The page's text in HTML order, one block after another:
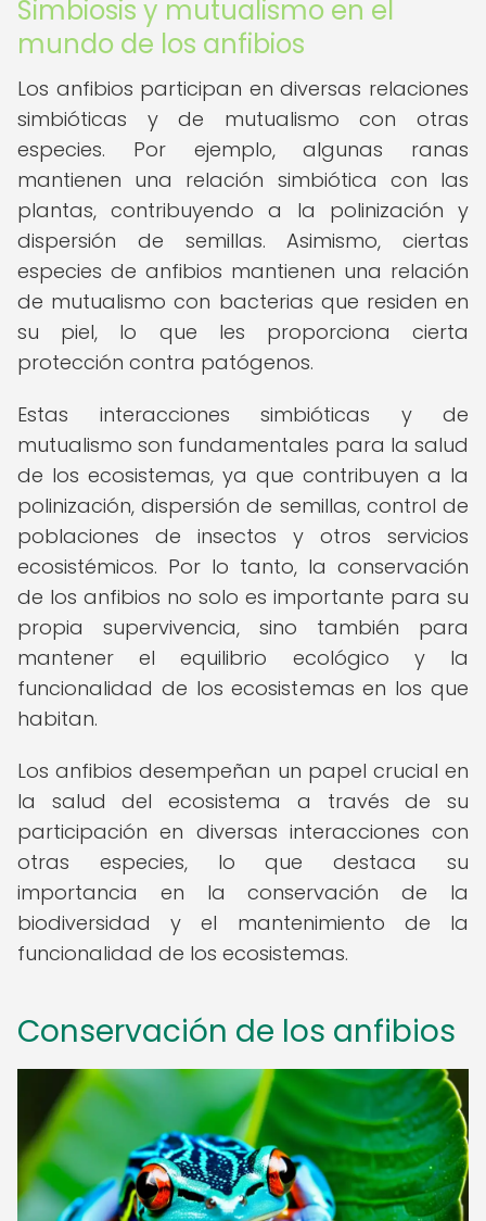
Simbiosis y mutualismo en el
mundo de los anfibios
Los anfibios participan en diversas relaciones
simbióticas y de mutualismo con otras
especies. Por ejemplo, algunas ranas
mantienen una relación simbiótica con las
plantas, contribuyendo a la polinización y
dispersión de semillas. Asimismo, ciertas
especies de anfibios mantienen una relación
de mutualismo con bacterias que residen en
su piel, lo que les proporciona cierta
protección contra patógenos.
Estas interacciones simbióticas y de
mutualismo son fundamentales para la salud
de los ecosistemas, ya que contribuyen a la
polinización, dispersión de semillas, control de
poblaciones de insectos y otros servicios
ecosistémicos. Por lo tanto, la conservación
de los anfibios no solo es importante para su
propia supervivencia, sino también para
mantener el equilibrio ecológico y la
funcionalidad de los ecosistemas en los que
habitan.
Los anfibios desempeñan un papel crucial en
la salud del ecosistema a través de su
participación en diversas interacciones con
otras especies, lo que destaca su
importancia en la conservación de la
biodiversidad y el mantenimiento de la
funcionalidad de los ecosistemas.
Conservación de los anfibios